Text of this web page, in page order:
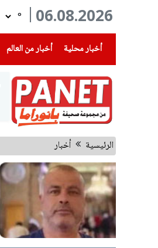
06.08.2026
°
أخبار محلية
(current) أخبار من العالم
الرئيسية أخبار